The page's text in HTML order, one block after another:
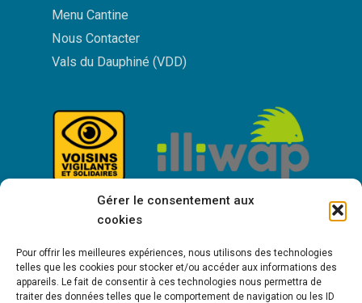
Gérer le consentement aux
cookies
Pour offrir les meilleures expériences, nous utilisons des technologies
telles que les cookies pour stocker et/ou accéder aux informations des
appareils. Le fait de consentir à ces technologies nous permettra de
traiter des données telles que le comportement de navigation ou les ID
Menu Cantine
Nous Contacter
Vals du Dauphiné (VDD)